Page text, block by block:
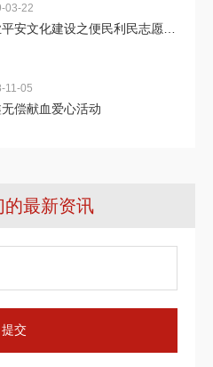
03-22
安文化建设之便民利民志愿服
11-05
偿献血爱心活动
的最新资讯
提交